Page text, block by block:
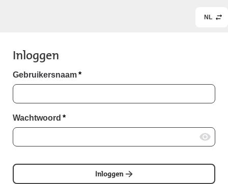
NL
Inloggen
Gebruikersnaam*
Wachtwoord *
Inloggen